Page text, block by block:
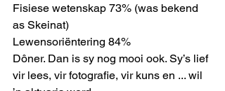
Fisiese wetenskap 73% (was bekend
as Skeinat)
Lewensoriëntering 84%
Dôner. Dan is sy nog mooi ook. Sy’s lief
vir lees, vir fotografie, vir kuns en ... wil